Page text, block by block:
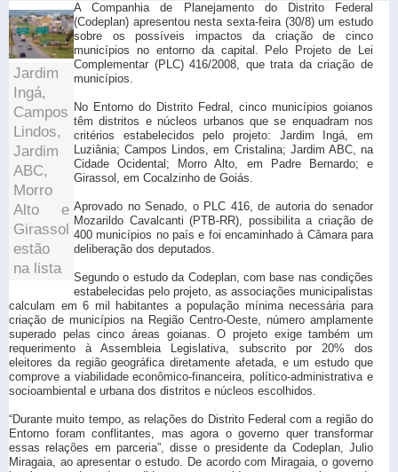
Jardim
Ingá,
Campos
Lindos,
Jardim
ABC,
Morro
Alto e
Girassol
estão
na lista
A Companhia de Planejamento do Distrito Federal
(Codeplan) apresentou nesta sexta-feira (30/8) um estudo
sobre os possíveis impactos da criação de cinco
municípios no entorno da capital. Pelo Projeto de Lei
Complementar (PLC) 416/2008, que trata da criação de
municípios.
No Entorno do Distrito Fedral, cinco municípios goianos
têm distritos e núcleos urbanos que se enquadram nos
critérios estabelecidos pelo projeto: Jardim Ingá, em
Luziânia; Campos Lindos, em Cristalina; Jardim ABC, na
Cidade Ocidental; Morro Alto, em Padre Bernardo; e
Girassol, em Cocalzinho de Goiás.
Aprovado no Senado, o PLC 416, de autoria do senador
Mozarildo Cavalcanti (PTB-RR), possibilita a criação de
400 municípios no país e foi encaminhado à Câmara para
deliberação dos deputados.
Segundo o estudo da Codeplan, com base nas condições
estabelecidas pelo projeto, as associações municipalistas
calculam em 6 mil habitantes a população mínima necessária para
criação de municípios na Região Centro-Oeste, número amplamente
superado pelas cinco áreas goianas. O projeto exige também um
requerimento à Assembleia Legislativa, subscrito por 20% dos
eleitores da região geográfica diretamente afetada, e um estudo que
comprove a viabilidade econômico-financeira, político-administrativa e
socioambiental e urbana dos distritos e núcleos escolhidos.
“Durante muito tempo, as relações do Distrito Federal com a região do
Entorno foram conflitantes, mas agora o governo quer transformar
essas relações em parceria”, disse o presidente da Codeplan, Julio
Miragaia, ao apresentar o estudo. De acordo com Miragaia, o governo